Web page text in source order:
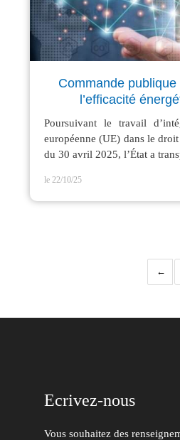
Commande publique
l’efficacité
Poursuivant le travail
européenne (UE) dans le
du 30 avril 2025, l’État a
le 22/10/25
Ecrivez-nous
Vous souhaitez des